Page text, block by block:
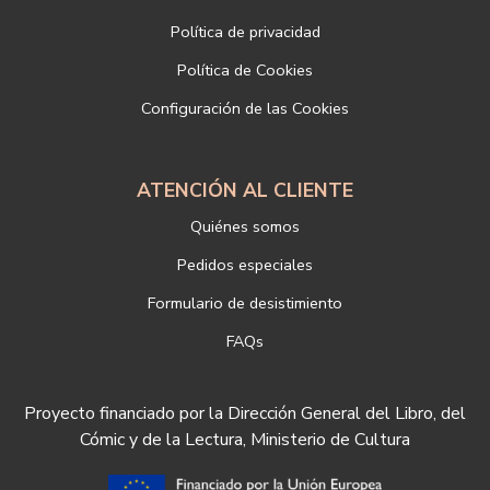
info@libreriadeportiva.com
Si desea ampliar información sobre la política de privacidad de
https://www.libreriadeportiva.com/proteccion-de-datos
Política de privacidad
Política de Cookies
Configuración de las Cookies
ATENCIÓN AL CLIENTE
Quiénes somos
Pedidos especiales
Formulario de desistimiento
FAQs
Proyecto financiado por la Dirección General del Libro, del
Cómic y de la Lectura, Ministerio de Cultura